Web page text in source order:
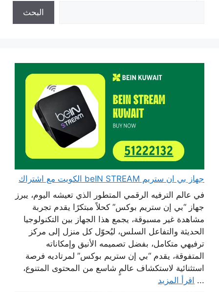
البحث
جهاز بي ان ستريم beIN STREAM الكويت مع اشتراك
في عالم الترفيه الرقمي المتطور الذي تعيشه اليوم، يبرز
جهاز “بي إن ستريم بوكس” كحلاً مبتكرًا يقدم تجربة
مشاهدة غير مسبوقة، يجمع هذا الجهاز بين التكنولوجيا
الحديثة والتفاعل السلس، ليُحوّل كل منزل إلى مركز
ترفيهي متكامل، بفضل تصميمه الأنيق وإمكاناته
المتفوقة، يقدم “بي إن ستريم بوكس” لمرتاديه فرصة
استثنائية لاستكشاف عالمٍ شاسع من المحتوى المتنوع،
... اقرأ المزيد